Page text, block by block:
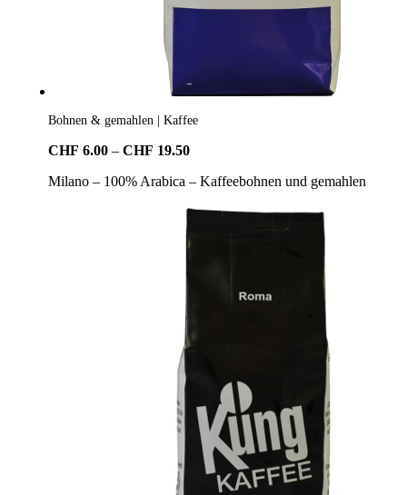
Bohnen & gemahlen | Kaffee
CHF 6.00 – CHF 19.50Preisspanne:
bis
Milano – 100% Arabica – Kaffeebohnen und gemahlen